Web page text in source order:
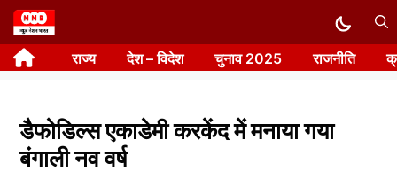
Skip
to
content राज्य देश – विदेश चुनाव 2025 राजनीति
डैफोडिल्स एकाडेमी करकेंद में मनाया गया
बंगाली नव वर्ष